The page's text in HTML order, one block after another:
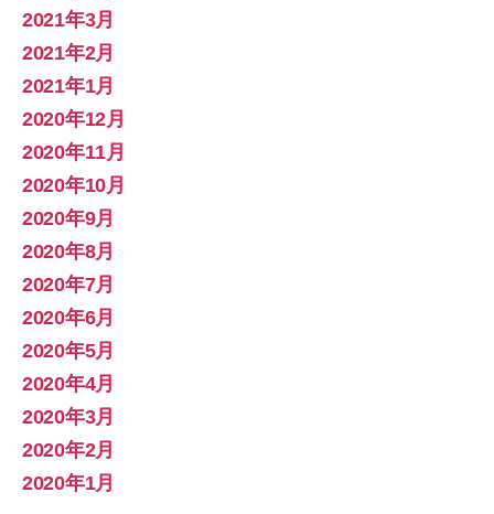
2021年3月
2021年2月
2021年1月
2020年12月
2020年11月
2020年10月
2020年9月
2020年8月
2020年7月
2020年6月
2020年5月
2020年4月
2020年3月
2020年2月
2020年1月